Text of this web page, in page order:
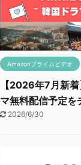
Amazonプライムビデオ
【2026年7月新
マ無料配信予定を
2026/6/30